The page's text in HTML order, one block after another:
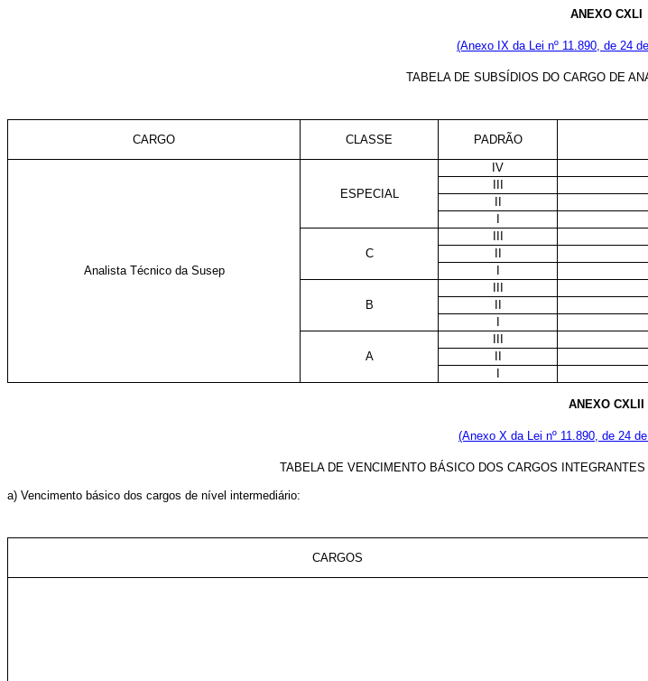
ANEXO CXLI
(Anexo IX da Lei nº 11.890, de 24
TABELA DE SUBSÍDIOS DO CARGO DE
CARGO CLASSE PADRÃO
Analista Técnico da Susep
ESPECIAL
IV
C
B
A
ANEXO CXLII
(Anexo X da Lei nº 11.890, de 24
TABELA DE VENCIMENTO BÁSICO DOS CARGOS
a) Vencimento básico dos cargos de nível intermediário:
CARGOS